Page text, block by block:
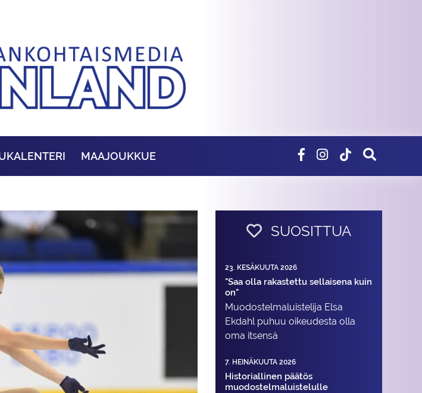
MAAJOUKKUE
SUOSITTUA
23. KESÄKUUTA 2026
"Saa olla rakastettu sellaisena kuin
on"
Muodostelma­luistelija Elsa
Ekdahl puhuu oikeudesta olla
oma itsensä
7. HEINÄKUUTA 2026
Historiallinen päätös
muodostelmaluistelulle